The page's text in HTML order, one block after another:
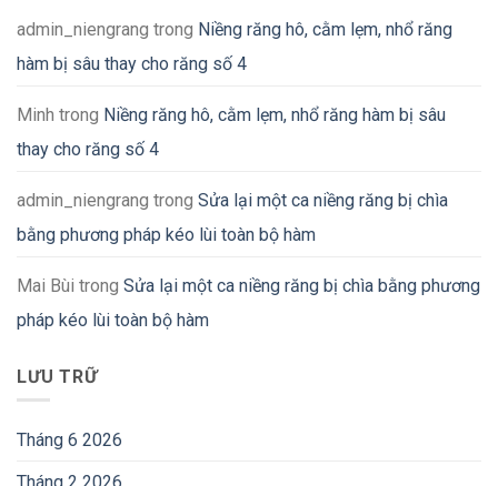
admin_niengrang trong Niềng răng hô, cằm lẹm, nhổ răng
hàm bị sâu thay cho răng số 4
Minh trong Niềng răng hô, cằm lẹm, nhổ răng hàm bị sâu
thay cho răng số 4
admin_niengrang trong Sửa lại một ca niềng răng bị chìa
bằng phương pháp kéo lùi toàn bộ hàm
Mai Bùi trong Sửa lại một ca niềng răng bị chìa bằng phương
pháp kéo lùi toàn bộ hàm
LƯU TRỮ
Tháng 6 2026